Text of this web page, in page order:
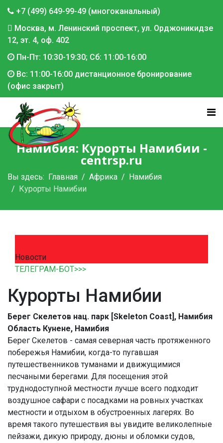
+7 (499) 649-99-49 (многоканальный)
Москва, м. Ленинский проспект, ул. Орджоникидзе
12, эт. 4, оф. 402
Пн-Пт: 10:30-19:30; Сб: 11:00-16:00
Вс: 11:00-16:00 дистанционное бронирование
(офис закрыт)
Намибия: Курорты Намибии -
centrsp.ru
Вы здесь: Главная Африка
Намибия
Курорты Намибии
Новости
ТЕЛЕГРАМ-БОТ>>>
Курорты Намибии
Берег Скелетов нац. парк [Skeleton Coast], Намибия
Область Кунене, Намибия
Берег Скелетов - самая северная часть протяженного
побережья Намибии, когда-то пугавшая
путешественников туманами и движущимися
песчаными берегами. Для посещения этой
труднодоступной местности лучше всего подходит
воздушное сафари с посадками на ровных участках
местности и отдыхом в обустроенных лагерях. Во
время такого путешествия вы увидите великолепные
пейзажи, дикую природу, дюны и обломки судов,